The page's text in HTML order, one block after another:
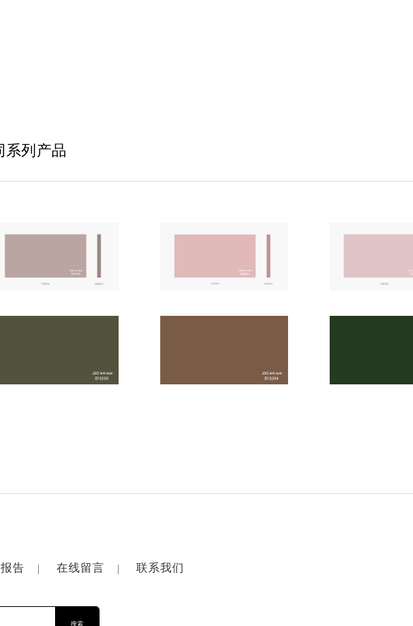
系列产品
告 在线留言 联系我们